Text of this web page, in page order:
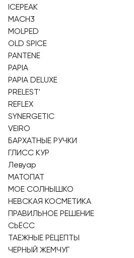
ICEPEAK
MACH3
MOLPED
OLD SPICE
PANTENE
PAPIA
PAPIA DELUXE
PRELEST'
REFLEX
SYNERGETIC
VEIRO
БАРХАТНЫЕ РУЧКИ
ГЛИСС КУР
Левуар
МАТОПАТ
МОЕ СОЛНЫШКО
НЕВСКАЯ КОСМЕТИКА
ПРАВИЛЬНОЕ РЕШЕНИЕ
СЬЁСС
ТАЕЖНЫЕ РЕЦЕПТЫ
ЧЕРНЫЙ ЖЕМЧУГ